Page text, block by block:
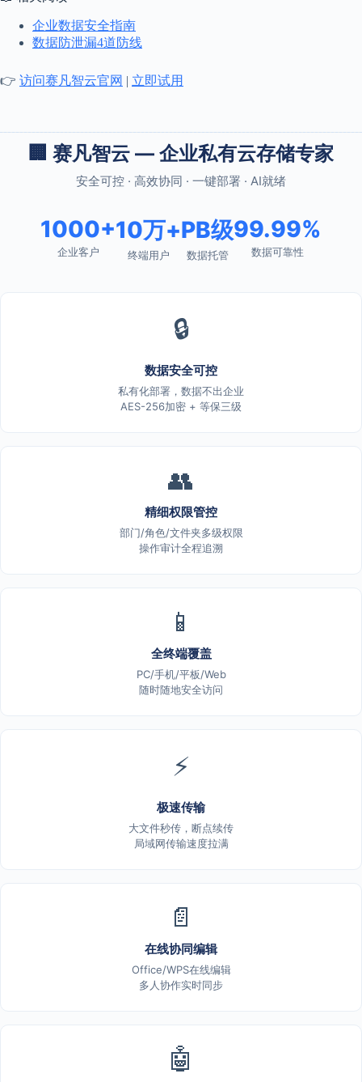
企业数据安全指南
数据防泄漏4道防线
👉 访问赛凡智云官网 | 立即试用
🏢 赛凡智云 — 企业私有云存储专家
安全可控 · 高效协同 · 一键部署 · AI就绪
1000+
企业客户
10万+
终端用户
PB级
数据托管
99.99%
数据可靠性
🔒
数据安全可控
私有化部署，数据不出企业
AES-256加密 + 等保三级
👥
精细权限管控
部门/角色/文件夹多级权限
操作审计全程追溯
📱
全终端覆盖
PC/手机/平板/Web
随时随地安全访问
⚡
极速传输
大文件秒传，断点续传
局域网传输速度拉满
📄
在线协同编辑
Office/WPS在线编辑
多人协作实时同步
🤖